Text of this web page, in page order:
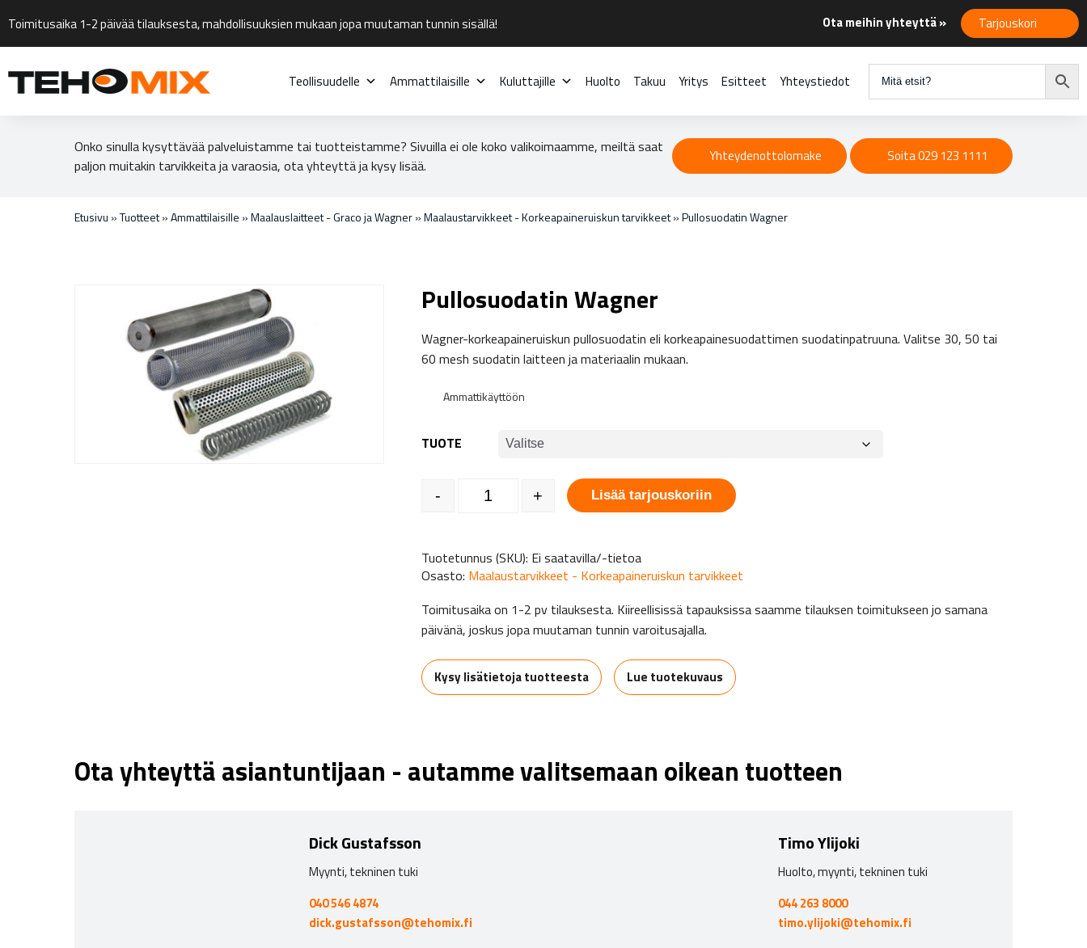
Toimitusaika 1-2 päivää tilauksesta, mahdollisuuksien mukaan jopa muutaman tunnin sisällä! Ota meihin yhteyttä » Tarjouskori
Teollisuudelle Ammattilaisille Kuluttajille Huolto Takuu Yritys Esitteet Yhteystiedot
Onko sinulla kysyttävää palveluistamme tai tuotteistamme? Sivuilla ei ole koko valikoimaamme, meiltä saat
paljon muitakin tarvikkeita ja varaosia, ota yhteyttä ja kysy lisää.
Yhteydenottolomake Soita 029 123 1111
Etusivu »Tuotteet»Ammattilaisille »Maalauslaitteet - Graco ja Wagner»Maalaustarvikkeet - Korkeapaineruiskun tarvikkeet»Pullosuodatin Wagner
Pullosuodatin Wagner
Wagner-korkeapaineruiskun pullosuodatin eli korkeapainesuodattimen suodatinpatruuna. Valitse 30, 50 tai
60 mesh suodatin laitteen ja materiaalin mukaan.
Ammattikäyttöön
TUOTE
Pullosuodatin Wagner määrä
- + Lisää tarjouskoriin
Tuotetunnus (SKU): Ei saatavilla/-tietoa
Osasto: Maalaustarvikkeet - Korkeapaineruiskun tarvikkeet
Toimitusaika on 1-2 pv tilauksesta. Kiireellisissä tapauksissa saamme tilauksen toimitukseen jo samana
päivänä, joskus jopa muutaman tunnin varoitusajalla.
Kysy lisätietoja tuotteesta Lue tuotekuvaus
Ota yhteyttä asiantuntijaan - autamme valitsemaan oikean tuotteen
Dick Gustafsson
Myynti, tekninen tuki
040 546 4874
dick.gustafsson@tehomix.fi
Timo Ylijoki
Huolto, myynti, tekninen tuki
044 263 8000
timo.ylijoki@tehomix.fi